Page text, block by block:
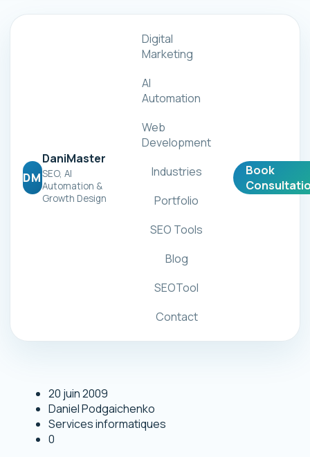
DM
DaniMaster
SEO, AI
Automation &
Growth Design
Digital
Marketing
AI
Automation
Web
Development
Industries
Portfolio
SEO Tools
Blog
SEOTool
Contact
Book
20 juin 2009
Daniel Podgaichenko
Services informatiques
0